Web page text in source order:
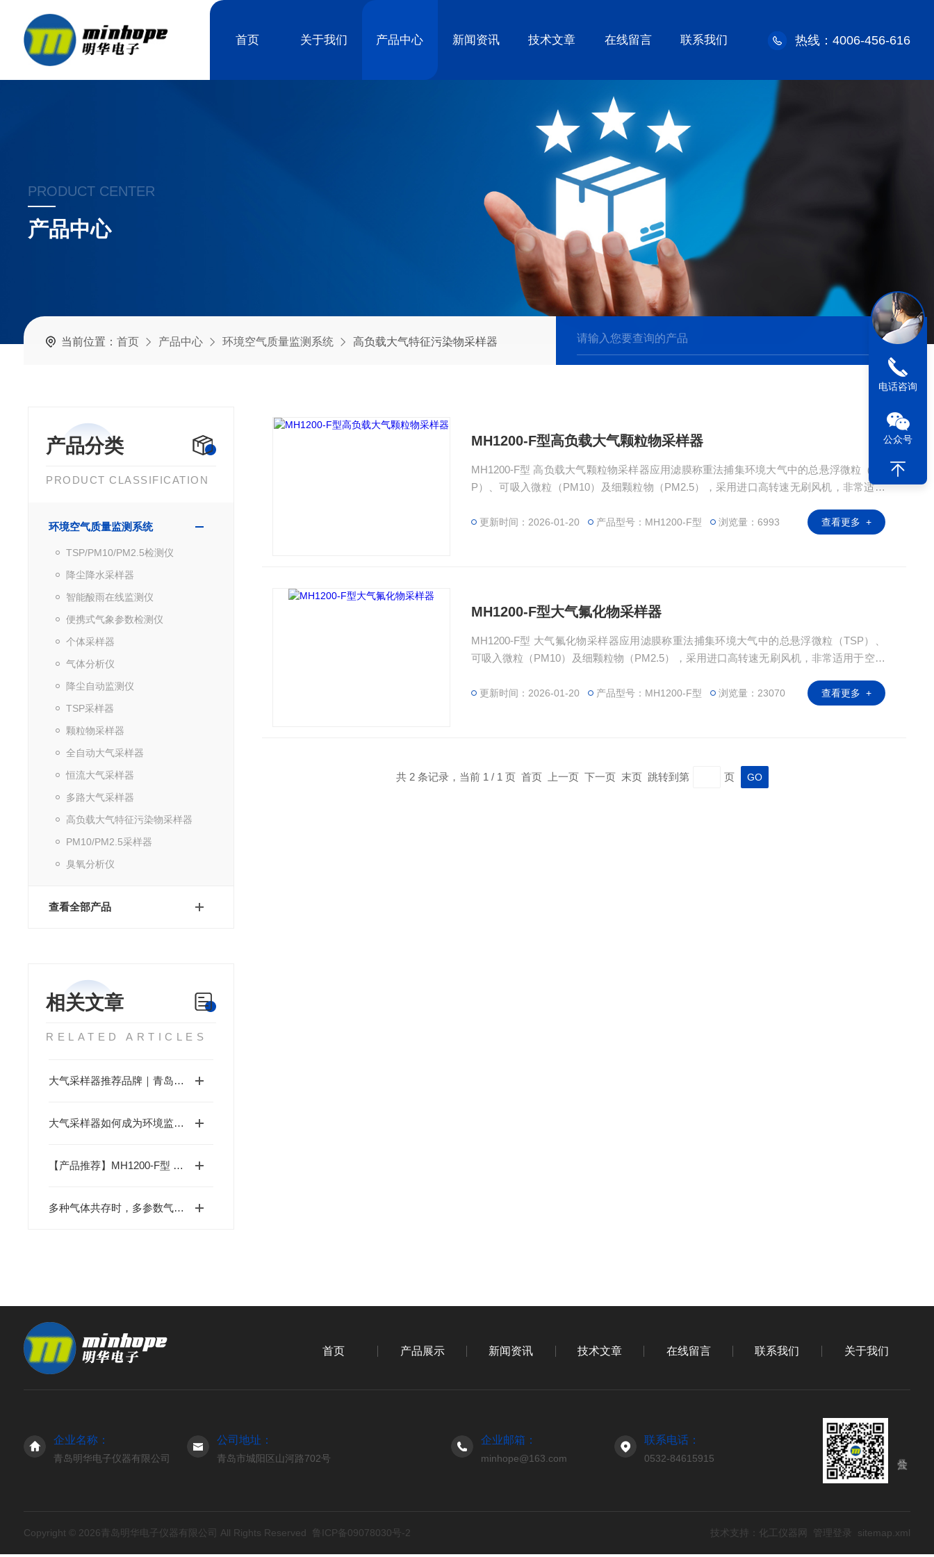
首页 关于我们 产品中心 新闻资讯 技术文章 在线留言 联系我们 热线：4006-456-616
PRODUCT CENTER
产品中心
当前位置： 首页 产品中心 环境空气质量监测系统 高负载大气特征污染物采样器
产品分类
PRODUCT CLASSIFICATION
环境空气质量监测系统
TSP/PM10/PM2.5检测仪
降尘降水采样器
智能酸雨在线监测仪
便携式气象参数检测仪
个体采样器
气体分析仪
降尘自动监测仪
TSP采样器
颗粒物采样器
全自动大气采样器
恒流大气采样器
多路大气采样器
高负载大气特征污染物采样器
PM10/PM2.5采样器
臭氧分析仪
查看全部产品
相关文章
RELATED ARTICLES
大气采样器推荐品牌｜青岛明华电子：MH1200系列全自动型，双路气体+颗粒物同步采样
大气采样器如何成为环境监测与职业健康的守护者？
【产品推荐】MH1200-F型 高负载大气特征污染物采样器
多种气体共存时，多参数气体检测仪的检测精度是否会相互干扰？
MH1200-F型高负载大气颗粒物采样器
MH1200-F型 高负载大气颗粒物采样器应用滤膜称重法捕集环境大气中的总悬浮微粒（TS
P）、可吸入微粒（PM10）及细颗粒物（PM2.5），采用进口高转速无刷风机，非常适用
更新时间：2026-01-20 产品型号：MH1200-F型 浏览量：6993 查看更多 +
MH1200-F型大气氟化物采样器
MH1200-F型 大气氟化物采样器应用滤膜称重法捕集环境大气中的总悬浮微粒（TSP）、
可吸入微粒（PM10）及细颗粒物（PM2.5），采用进口高转速无刷风机，非常适用于空气
更新时间：2026-01-20 产品型号：MH1200-F型 浏览量：23070 查看更多 +
共 2 条记录，当前 1 / 1 页 首页 上一页 下一页 末页 跳转到第 页
首页 产品展示 新闻资讯 技术文章 在线留言 联系我们 关于我们
企业名称：
青岛明华电子仪器有限公司
公司地址：
青岛市城阳区山河路702号
企业邮箱：
minhope@163.com
联系电话：
0532-84615915
Copyright © 2026青岛明华电子仪器有限公司 All Rights Reserved 鲁ICP备09078030号-2 技术支持： 化工仪器网 管理登录 sitemap.xml
电话咨询
公众号